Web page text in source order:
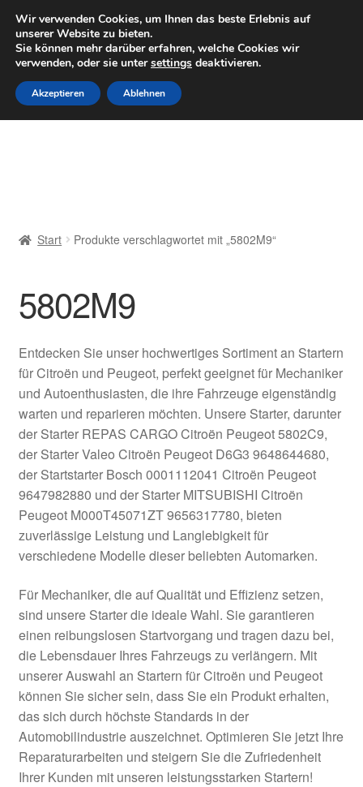
LIEFERUNG ab 6 EUR
Mo–Fr 9–16 Uhr · 0175 7465658
Zur
Navigation
springen
Zum
Inhalt
springen
Datenschutz-Bestimmungen
Impressum
Kasse
Kontakt
Lieferung
Mein Konto
Über uns
Warenkorb
Weltweiter Versand
Zahlungen
Start Produkte verschlagwortet mit „5802M9“
5802M9
Entdecken Sie unser hochwertiges Sortiment an Startern
für Citroën und Peugeot, perfekt geeignet für Mechaniker
und Autoenthusiasten, die ihre Fahrzeuge eigenständig
warten und reparieren möchten. Unsere Starter, darunter
der Starter REPAS CARGO Citroën Peugeot 5802C9,
der Starter Valeo Citroën Peugeot D6G3 9648644680,
der Startstarter Bosch 0001112041 Citroën Peugeot
9647982880 und der Starter MITSUBISHI Citroën
Peugeot M000T45071ZT 9656317780, bieten
zuverlässige Leistung und Langlebigkeit für
verschiedene Modelle dieser beliebten Automarken.
Für Mechaniker, die auf Qualität und Effizienz setzen,
sind unsere Starter die ideale Wahl. Sie garantieren
einen reibungslosen Startvorgang und tragen dazu bei,
die Lebensdauer Ihres Fahrzeugs zu verlängern. Mit
unserer Auswahl an Startern für Citroën und Peugeot
können Sie sicher sein, dass Sie ein Produkt erhalten,
das sich durch höchste Standards in der
Automobilindustrie auszeichnet. Optimieren Sie jetzt Ihre
Reparaturarbeiten und steigern Sie die Zufriedenheit
Ihrer Kunden mit unseren leistungsstarken Startern!
Wir verwenden Cookies, um Ihnen das beste Erlebnis auf
unserer Website zu bieten.
Sie können mehr darüber erfahren, welche Cookies wir
verwenden, oder sie untersettings deaktivieren.
Akzeptieren Ablehnen